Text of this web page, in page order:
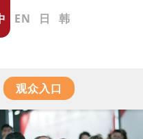
EN 日 韩
观众入口